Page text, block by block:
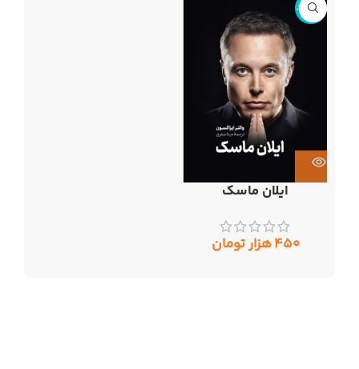
ناموجود
ایلان ماسک
۴۵۰هزار تومان